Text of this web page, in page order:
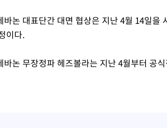
바논 대표단간 대면 협상은 지난 4월 14일을
이다.
바논 무장정파 헤즈볼라는 지난 4월부터 공